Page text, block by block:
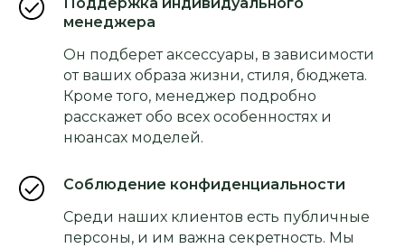
менеджера
Он подберет аксессуары, в зависимости
от ваших образа жизни, стиля, бюджета.
Кроме того, менеджер подробно
расскажет обо всех особенностях и
нюансах моделей.
Соблюдение конфиденциальности
Среди наших клиентов есть публичные
персоны, и им важна секретность. Мы